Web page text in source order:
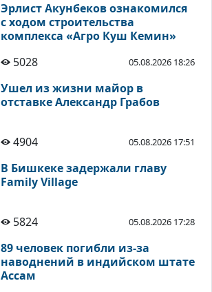
Эрлист Акунбеков ознакомился
с ходом строительства
комплекса «Агро Куш Кемин»
5028
05.08.2026 18:26
Ушел из жизни майор в
отставке Александр Грабов
4904 05.08.2026 17:51
В Бишкеке задержали главу
Family Village
5824 05.08.2026 17:28
89 человек погибли из-за
наводнений в индийском штате
Ассам